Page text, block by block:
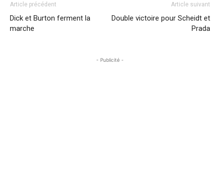
Article précédent
Dick et Burton ferment la
marche
Article suivant
Double victoire pour Scheidt et
Prada
- Publicité -